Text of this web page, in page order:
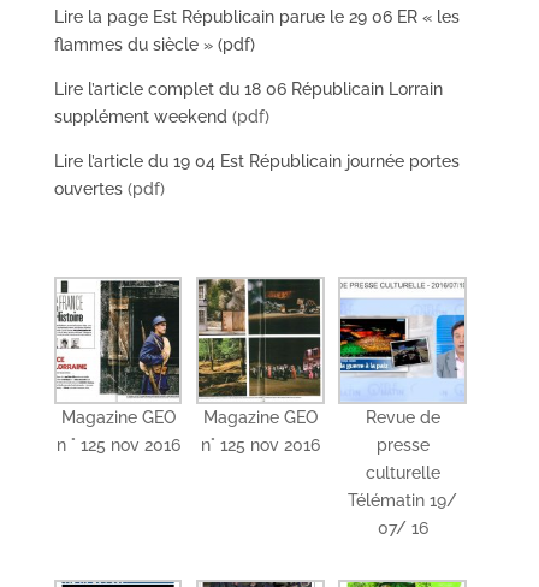
Lire la page Est Républicain parue le 29 06 ER « les
flammes du siècle »(pdf)
Lire l’article complet du 18 06 Républicain Lorrain
supplément weekend (pdf)
Lire l’article du 19 04 Est Républicain journée portes
ouvertes(pdf)
Magazine GEO
n ° 125 nov 2016
Magazine GEO
n° 125 nov 2016
Revue de
presse
culturelle
Télématin 19/
07/ 16